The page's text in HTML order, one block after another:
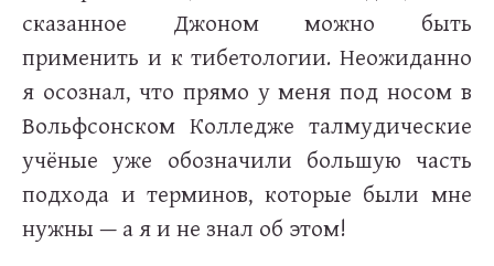
сказанное Джоном можно быть
применить и к тибетологии. Неожиданно
я осознал, что прямо у меня под носом в
Вольфсонском Колледже талмудические
учёные уже обозначили большую часть
подхода и терминов, которые были мне
нужны — а я и не знал об этом!